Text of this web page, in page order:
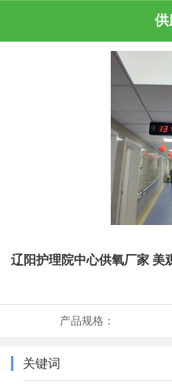
供
辽阳护理院中心供氧厂家 美
产品规格：
关键词